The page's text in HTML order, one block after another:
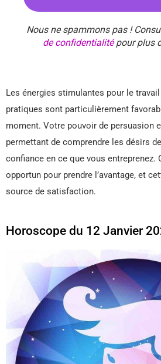
Nous ne spammons pas !
de confidentialitépour plus
Les énergies stimulantes pour le
pratiques sont particulièrement
moment. Votre pouvoir de persuasion
permettant de comprendre les désirs
confiance en ce que vous entreprenez.
opportun pour prendre l’avantage, et
source de satisfaction.
Horoscope du 12 Janvier